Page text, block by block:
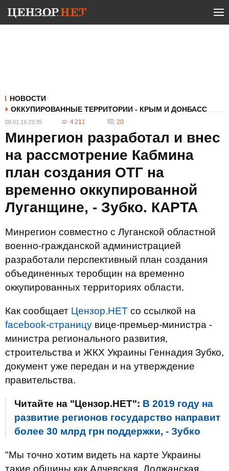
НОВОСТИ
ОККУПИРОВАННЫЕ ТЕРРИТОРИИ - КРЫМ И ДОНБАСС
08.01.19 23:35 4 211 20
Минрегион разработал и внес
на рассмотрение Кабмина
план создания ОТГ на
временно оккупированной
Луганщине, - Зубко. КАРТА
Минрегион совместно с Луганской областной
военно-гражданской администрацией
разработали перспективный план создания
объединенных теробщин на временно
оккупированных территориях области.
Как сообщает Цензор.НЕТ со ссылкой на
facebook-страницу вице-премьер-министра -
министра регионального развития,
строительства и ЖКХ Украины Геннадия Зубко,
документ уже передан и на утверждение
правительства.
Читайте на "Цензор.НЕТ": В 2019 году на
развитие регионов государство направит
более 30 млрд грн поддержки, - Зубко
"Мы точно хотим видеть на карте Украины
такие общины как Алчевская, Должанская,